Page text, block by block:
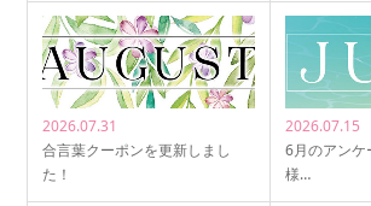
2026.07.31
合言葉クーポンを更新しまし
た！
2026.07.15
6月のアンケ
様…